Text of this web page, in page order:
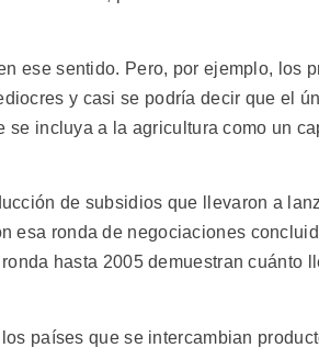
ese sentido. Pero, por ejemplo, los
y casi se podría decir que el
incluya a la agricultura como un
de subsidios que llevaron a
esa ronda de negociaciones
hasta 2005 demuestran cuánto
países que se intercambian